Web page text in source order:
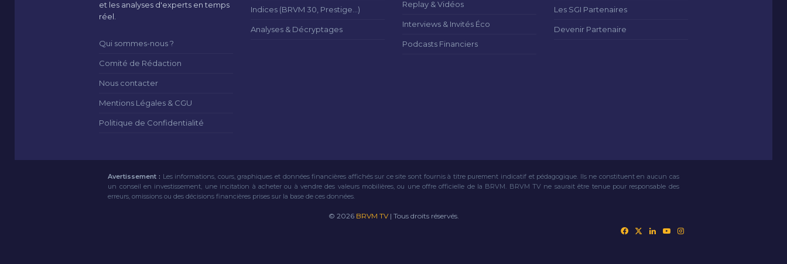
et les analyses d'experts en temps
réel.
Qui sommes-nous ?
Comité de Rédaction
Nous contacter
Mentions Légales & CGU
Politique de Confidentialité
Indices (BRVM 30, Prestige...)
Analyses & Décryptages
Replay & Vidéos
Interviews & Invités Éco
Podcasts Financiers
Les SGI Partenaires
Devenir Partenaire
Avertissement : Les informations, cours, graphiques et données financières affichés sur ce site sont fournis à titre purement indicatif et pédagogique. Ils ne constituent en aucun cas
un conseil en investissement, une incitation à acheter ou à vendre des valeurs mobilières, ou une offre officielle de la BRVM. BRVM TV ne saurait être tenue pour responsable des
erreurs, omissions ou des décisions financières prises sur la base de ces données.
© 2026 BRVM TV| Tous droits réservés.
FacebookLinkedinYouTube